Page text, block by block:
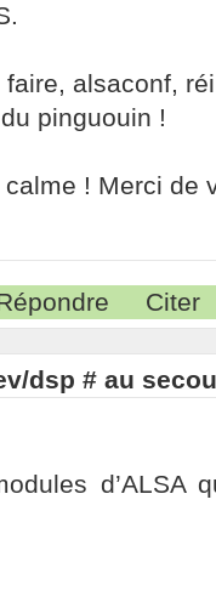
alsaconf,
pinguouin !
! Merci de
Citer
dsp # au
d’ALSA